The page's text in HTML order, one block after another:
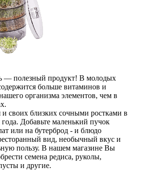
— полезный продукт! В молодых
больше витаминов и
организма элементов, чем в
и своих близких сочными ростками в
Добавьте маленький пучок
или на бутерброд - и блюдо
вид, необычный вкус и
пользу. В нашем магазине Вы
семена редиса, руколы,
и другие.